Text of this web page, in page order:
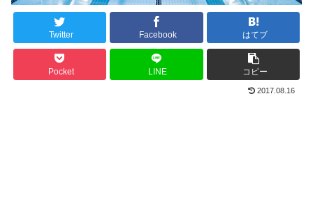
Twitter Facebook はてブ
Pocket LINE コピー
2017.08.16